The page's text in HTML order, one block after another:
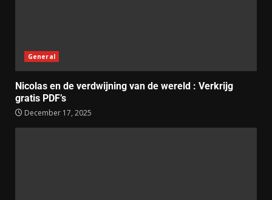
General
Nicolas en de verdwijning van de wereld : Verkrijg
gratis PDF’s
December 17, 2025